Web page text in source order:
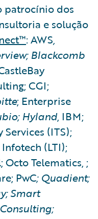
patrocínio dos
e solução
: AWS,
Blackcomb
CGI;
; Enterprise
Hyland, IBM;
(ITS);
(LTI);
Telematics, ;
PwC; Quadient;
Smart